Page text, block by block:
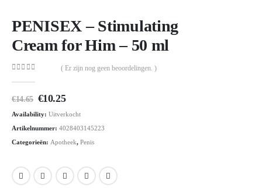
PENISEX – Stimulating
Cream for Him – 50 ml
( Er zijn nog geen beoordelingen. )
€14.65 Oorspronkelijke
was:
€14.65.
€10.25Huidige
is:
€10.25.
Availability: Uitverkocht
Artikelnummer: 4028403145223
Categorieën: Apotheek, Penis